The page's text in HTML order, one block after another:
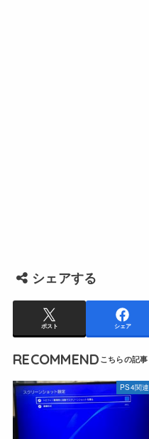
シェアする
ポスト シェア
RECOMMEND
PS4関連